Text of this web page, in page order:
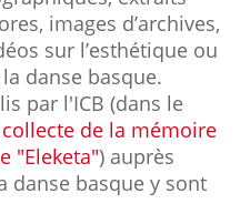
images d’archives,
sur l’esthétique ou
danse basque.
par l'ICB (dans le
de la mémoire
"Eleketa") auprès
danse basque y sont